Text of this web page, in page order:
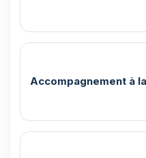
Accompagnement à